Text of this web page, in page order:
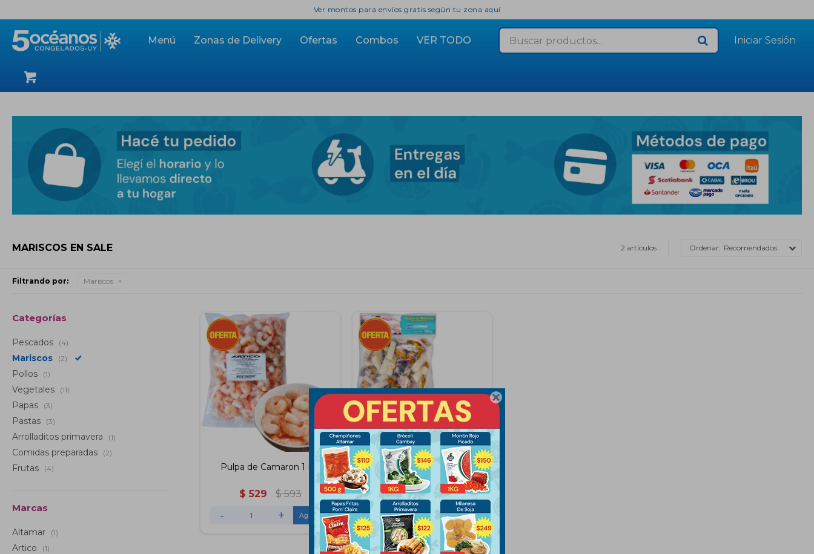

Menú Zonas de Delivery Ofertas Combos VER TODO
Ver montos para envíos gratis según tu zona aquí
MARISCOS EN SALE 2 artículos Recomendados
Filtrando por: Mariscos
Pulpa de Camaron 1 KG
$ 529 $ 593
- +
Mix de Mariscos 500 Gramos
$ 179 $ 219
+
Categorías
Pescados (4)
Mariscos (2)
Pollos (1)
Vegetales (11)
Papas (3)
Pastas (3)
Arrolladitos primavera (1)
Comidas preparadas (2)
Frutas (4)
Marcas
Altamar (1)
Artico (1)